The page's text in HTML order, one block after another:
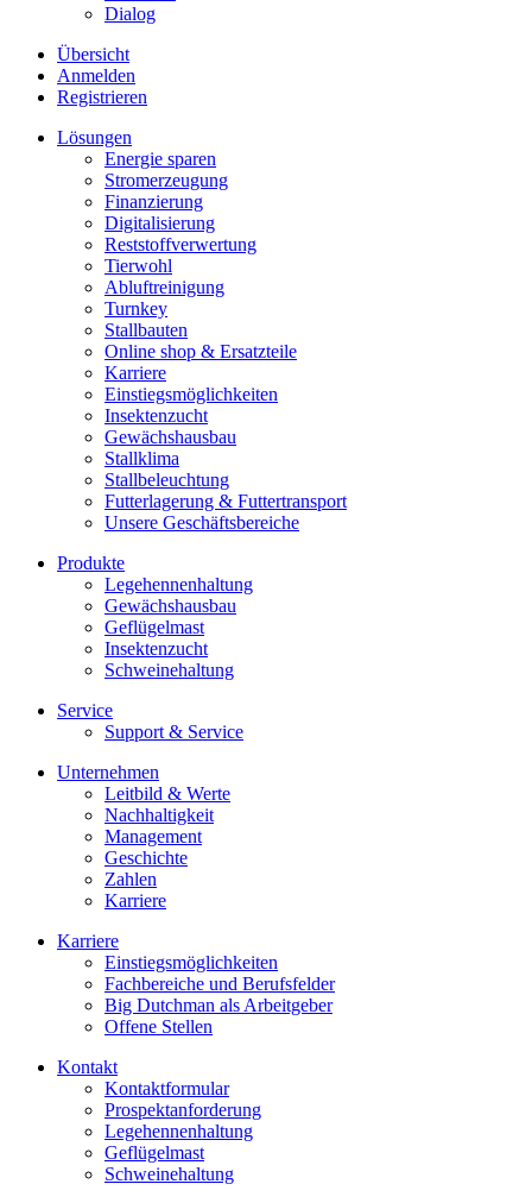
Dialog
Übersicht
Anmelden
Registrieren
Lösungen
Energie sparen
Stromerzeugung
Finanzierung
Digitalisierung
Reststoffverwertung
Tierwohl
Abluftreinigung
Turnkey
Stallbauten
Online shop & Ersatzteile
Karriere
Einstiegsmöglichkeiten
Insektenzucht
Gewächshausbau
Stallklima
Stallbeleuchtung
Futterlagerung & Futtertransport
Unsere Geschäftsbereiche
Produkte
Legehennenhaltung
Gewächshausbau
Geflügelmast
Insektenzucht
Schweinehaltung
Service
Support & Service
Unternehmen
Leitbild & Werte
Nachhaltigkeit
Management
Geschichte
Zahlen
Karriere
Karriere
Einstiegsmöglichkeiten
Fachbereiche und Berufsfelder
Big Dutchman als Arbeitgeber
Offene Stellen
Kontakt
Kontaktformular
Prospektanforderung
Legehennenhaltung
Geflügelmast
Schweinehaltung